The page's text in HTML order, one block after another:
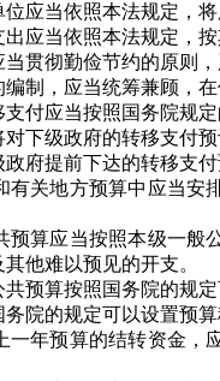
当依照本法规定，将
当依照本法规定，按
彻勤俭节约的原则，
，应当统筹兼顾，在
应当按照国务院规定
级政府的转移支付预
提前下达的转移支付
地方预算中应当安排
应当按照本级一般公
他难以预见的开支。
算按照国务院的规定
的规定可以设置预算
预算的结转资金，应